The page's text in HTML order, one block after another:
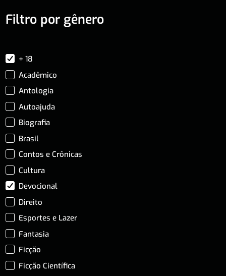
Filtro por gênero
+ 18
Acadêmico
Antologia
Autoajuda
Biografia
Brasil
Contos e Crônicas
Cultura
Devocional
Direito
Esportes e Lazer
Fantasia
Ficção
Ficção Científica